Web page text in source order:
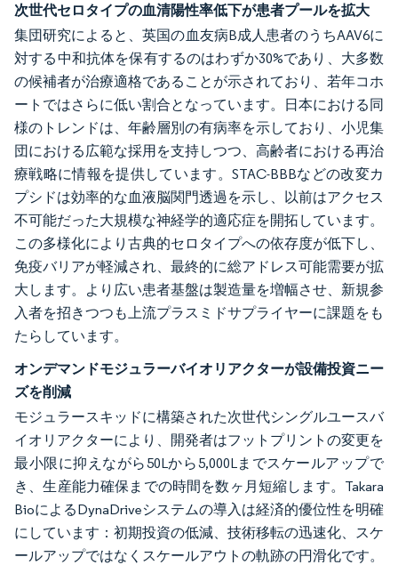
次世代セロタイプの血清陽性率低下が患者プールを拡大
集団研究によると、英国の血友病B成人患者のうちAAV6に
対する中和抗体を保有するのはわずか30%であり、大多数
の候補者が治療適格であることが示されており、若年コホ
ートではさらに低い割合となっています。日本における同
様のトレンドは、年齢層別の有病率を示しており、小児集
団における広範な採用を支持しつつ、高齢者における再治
療戦略に情報を提供しています。STAC-BBBなどの改変カ
プシドは効率的な血液脳関門透過を示し、以前はアクセス
不可能だった大規模な神経学的適応症を開拓しています。
この多様化により古典的セロタイプへの依存度が低下し、
免疫バリアが軽減され、最終的に総アドレス可能需要が拡
大します。より広い患者基盤は製造量を増幅させ、新規参
入者を招きつつも上流プラスミドサプライヤーに課題をも
たらしています。
オンデマンドモジュラーバイオリアクターが設備投資ニー
ズを削減
モジュラースキッドに構築された次世代シングルユースバ
イオリアクターにより、開発者はフットプリントの変更を
最小限に抑えながら50Lから5,000Lまでスケールアップで
き、生産能力確保までの時間を数ヶ月短縮します。Takara
BioによるDynaDriveシステムの導入は経済的優位性を明確
にしています：初期投資の低減、技術移転の迅速化、スケ
ールアップではなくスケールアウトの軌跡の円滑化です。